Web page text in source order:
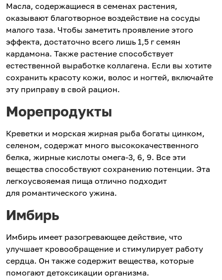
Масла, содержащиеся в семенах растения,
оказывают благотворное воздействие на сосуды
малого таза. Чтобы заметить проявление этого
эффекта, достаточно всего лишь 1,5 г семян
кардамона. Также растение способствует
естественной выработке коллагена. Если вы хотите
сохранить красоту кожи, волос и ногтей, включайте
эту приправу в свой рацион.
Морепродукты
Креветки и морская жирная рыба богаты цинком,
селеном, содержат много высококачественного
белка, жирные кислоты омега-3, 6, 9. Все эти
вещества способствуют сохранению потенции. Эта
легкоусвояемая пища отлично подходит
для романтического ужина.
Имбирь
Имбирь имеет разогревающее действие, что
улучшает кровообращение и стимулирует работу
сердца. Он также содержит вещества, которые
помогают детоксикации организма.